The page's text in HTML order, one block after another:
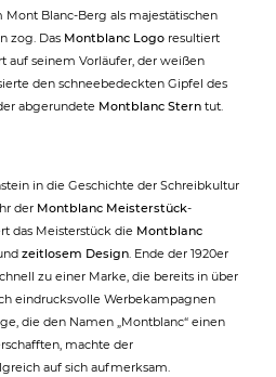
Blanc-Berg als majestätischen
zog. Das Montblanc Logo resultiert
auf seinem Vorläufer, der weißen
den schneebedeckten Gipfel des
abgerundete Montblanc Stern tut.
in die Geschichte der Schreibkultur
der Montblanc Meisterstück-
das Meisterstück die Montblanc
zeitlosem Design. Ende der 1920er
zu einer Marke, die bereits in über
eindrucksvolle Werbekampagnen
die den Namen „Montblanc“ einen
machte der
auf sich aufmerksam.